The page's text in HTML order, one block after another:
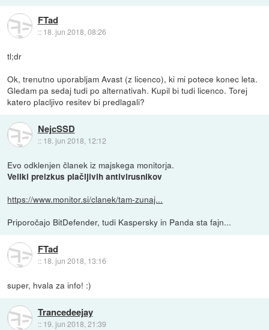
FTad
:: 18. jun 2018, 08:26
tl;dr
Ok, trenutno uporabljam Avast (z licenco), ki mi potece konec leta.
Gledam pa sedaj tudi po alternativah. Kupil bi tudi licenco. Torej
katero placljivo resitev bi predlagali?
NejcSSD
:: 18. jun 2018, 12:12
Evo odklenjen članek iz majskega monitorja.
Veliki preizkus plačljivih antivirusnikov
https://www.monitor.si/clanek/tam-zunaj...
Priporočajo BitDefender, tudi Kaspersky in Panda sta fajn...
FTad
:: 18. jun 2018, 13:16
super, hvala za info! :)
Trancedeejay
:: 19. jun 2018, 21:39